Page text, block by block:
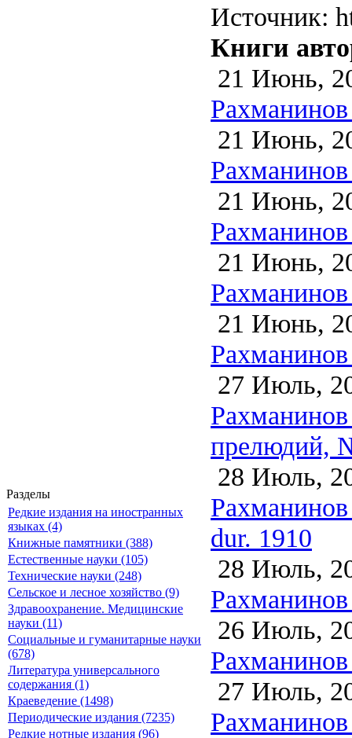
Разделы
Редкие издания на иностранных
языках (4)
Книжные памятники (388)
Естественные науки (105)
Технические науки (248)
Сельское и лесное хозяйство (9)
Здравоохранение. Медицинские
науки (11)
Социальные и гуманитарные науки
(678)
Литература универсального
содержания (1)
Краеведение (1498)
Периодические издания (7235)
Редкие нотные издания (96)
Источник:
Книги
21 Июнь,
21 Июнь,
21 Июнь,
21 Июнь,
21 Июнь,
27 Июль,
прелюдий,
28 Июль,
dur. 1910
28 Июль,
26 Июль,
27 Июль,